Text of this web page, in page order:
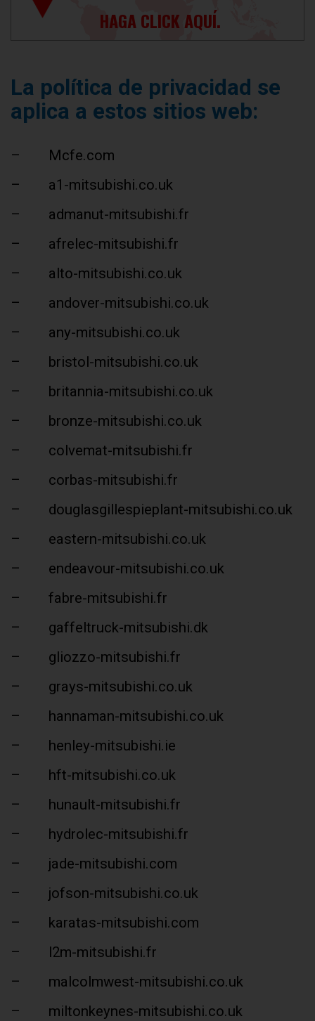
HAGA CLICK AQUÍ.
La política de privacidad se
aplica a estos sitios web:
– Mcfe.com
– a1-mitsubishi.co.uk
– admanut-mitsubishi.fr
– afrelec-mitsubishi.fr
– alto-mitsubishi.co.uk
– andover-mitsubishi.co.uk
– any-mitsubishi.co.uk
– bristol-mitsubishi.co.uk
– britannia-mitsubishi.co.uk
– bronze-mitsubishi.co.uk
– colvemat-mitsubishi.fr
– corbas-mitsubishi.fr
– douglasgillespieplant-mitsubishi.co.uk
– eastern-mitsubishi.co.uk
– endeavour-mitsubishi.co.uk
– fabre-mitsubishi.fr
– gaffeltruck-mitsubishi.dk
– gliozzo-mitsubishi.fr
– grays-mitsubishi.co.uk
– hannaman-mitsubishi.co.uk
– henley-mitsubishi.ie
– hft-mitsubishi.co.uk
– hunault-mitsubishi.fr
– hydrolec-mitsubishi.fr
– jade-mitsubishi.com
– jofson-mitsubishi.co.uk
– karatas-mitsubishi.com
– l2m-mitsubishi.fr
– malcolmwest-mitsubishi.co.uk
– miltonkeynes-mitsubishi.co.uk